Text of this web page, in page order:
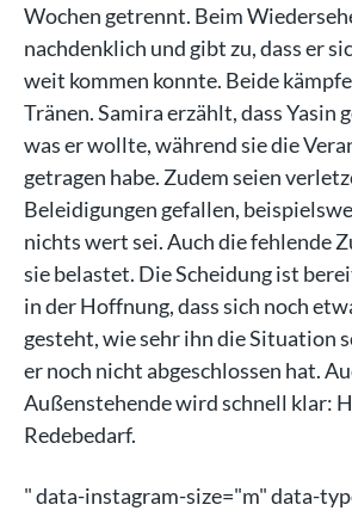
Wochen getrennt. Beim
nachdenklich und gibt zu, dass er
weit kommen konnte. Beide
Tränen. Samira erzählt, dass Yasin
was er wollte, während sie die
getragen habe. Zudem seien
Beleidigungen gefallen,
nichts wert sei. Auch die fehlende
sie belastet. Die Scheidung ist
in der Hoffnung, dass sich noch
gesteht, wie sehr ihn die Situation
er noch nicht abgeschlossen hat.
Außenstehende wird schnell klar:
Redebedarf.
" data-instagram-size="m" data-